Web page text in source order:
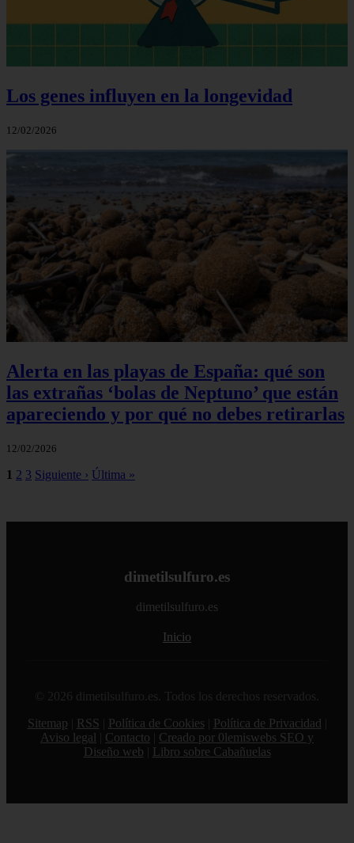
Los genes influyen en la longevidad
12/02/2026
Alerta en las playas de España: qué son
las extrañas ‘bolas de Neptuno’ que están
apareciendo y por qué no debes retirarlas
12/02/2026
1 2 3 Siguiente › Última »
dimetilsulfuro.es
dimetilsulfuro.es
Inicio
© 2026 dimetilsulfuro.es. Todos los derechos reservados.
Sitemap
RSS Política de Cookies Política de Privacidad
Aviso legal
Contacto
Creado por 0lemiswebs SEO y
Diseño web
Libro sobre Cabañuelas